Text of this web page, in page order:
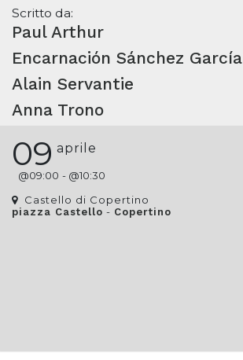
Scritto da:
Paul Arthur
Encarnación Sánchez García
Alain Servantie
Anna Trono
09 aprile
@09:00 - @10:30
Castello di Copertino
piazza Castello - Copertino